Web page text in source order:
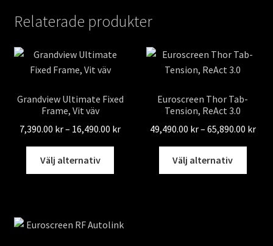
varianter.
olika
alternativen
väljas
produktsidan
Relaterade produkter
Grandview Ultimate Fixed
Frame, Vit väv
7,390.00 kr– 16,490.00 krPrisintervall:
7,390.00 kr
16,490.00 kr
Välj alternativ
varianter.
Euroscreen Thor Tab-
Tension, ReAct 3.0
49,490.00 kr– 65,890.00 kr
Välj alternativ